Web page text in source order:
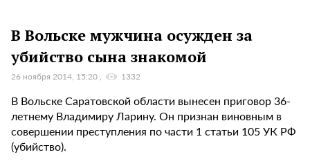
В Вольске мужчина осужден за
убийство сына знакомой
26 ноября 2014, 15:20 1332
В Вольске Саратовской области вынесен приговор 36-
летнему Владимиру Ларину. Он признан виновным в
совершении преступления по части 1 статьи 105 УК РФ
(убийство).